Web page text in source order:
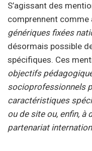
S’agissant des
comprennent comme
génériques fixées
désormais possible
spécifiques. Ces
objectifs
socioprofessionnels
caractéristiques
ou de site ou, enfin,
partenariat